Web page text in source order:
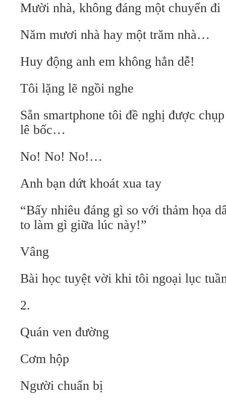
Mười nhà, không đáng một chuyến đi
Năm mươi nhà hay một trăm nhà…
Huy động anh em không hẳn dễ!
Tôi lặng lẽ ngồi nghe
Sẵn smartphone tôi đề nghị được
lê bốc…
No! No! No!…
Anh bạn dứt khoát xua tay
“Bấy nhiêu đáng gì so với thảm họa
to làm gì giữa lúc này!”
Vâng
Bài học tuyệt vời khi tôi ngoại lục
2.
Quán ven đường
Cơm hộp
Người chuẩn bị